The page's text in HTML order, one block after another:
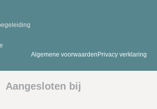
Algemene voorwaarden Privacy verklaring
Aangesloten bij